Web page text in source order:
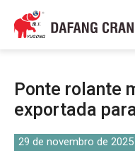
Ponte rolante
exportada
29 de novembro de 2025
Bahasa Indonesia
Bahasa Melayu
বাংলা
فارسی
Pilipino